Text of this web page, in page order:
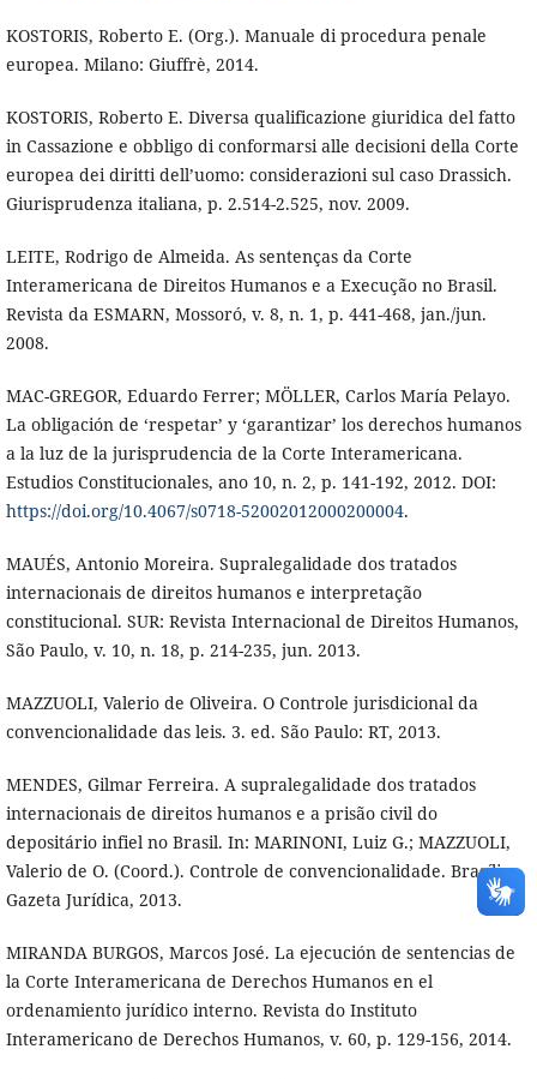
KOSTORIS, Roberto E. (Org.). Manuale di procedura penale
europea. Milano: Giuffrè, 2014.
KOSTORIS, Roberto E. Diversa qualificazione giuridica del fatto
in Cassazione e obbligo di conformarsi alle decisioni della Corte
europea dei diritti dell’uomo: considerazioni sul caso Drassich.
Giurisprudenza italiana, p. 2.514-2.525, nov. 2009.
LEITE, Rodrigo de Almeida. As sentenças da Corte
Interamericana de Direitos Humanos e a Execução no Brasil.
Revista da ESMARN, Mossoró, v. 8, n. 1, p. 441-468, jan./jun.
2008.
MAC-GREGOR, Eduardo Ferrer; MÖLLER, Carlos María Pelayo.
La obligación de ‘respetar’ y ‘garantizar’ los derechos humanos
a la luz de la jurisprudencia de la Corte Interamericana.
Estudios Constitucionales, ano 10, n. 2, p. 141-192, 2012. DOI:
https://doi.org/10.4067/s0718-52002012000200004.
MAUÉS, Antonio Moreira. Supralegalidade dos tratados
internacionais de direitos humanos e interpretação
constitucional. SUR: Revista Internacional de Direitos Humanos,
São Paulo, v. 10, n. 18, p. 214-235, jun. 2013.
MAZZUOLI, Valerio de Oliveira. O Controle jurisdicional da
convencionalidade das leis. 3. ed. São Paulo: RT, 2013.
MENDES, Gilmar Ferreira. A supralegalidade dos tratados
internacionais de direitos humanos e a prisão civil do
depositário infiel no Brasil. In: MARINONI, Luiz G.; MAZZUOLI,
Valerio de O. (Coord.). Controle de convencionalidade. Brasília:
Gazeta Jurídica, 2013.
MIRANDA BURGOS, Marcos José. La ejecución de sentencias de
la Corte Interamericana de Derechos Humanos en el
ordenamiento jurídico interno. Revista do Instituto
Interamericano de Derechos Humanos, v. 60, p. 129-156, 2014.